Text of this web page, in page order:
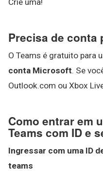
Precisa de conta
O Teams é gratuito para
conta Microsoft. Se
Outlook.com ou Xbox
Como entrar em
Teams com ID e
Ingressar com uma ID
teams